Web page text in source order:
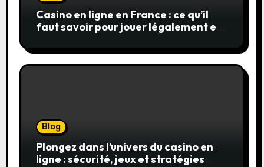
Casino en ligne en France : ce qu’il
faut savoir pour jouer légalement et
Blog
Plongez dans l’univers du casino en
ligne : sécurité, jeux et stratégies